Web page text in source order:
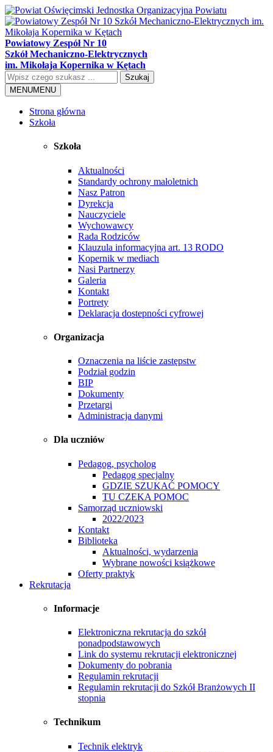
Powiatowy Zespół Nr 10
Szkół Mechaniczno-Elektrycznych
im. Mikołaja Kopernika w Kętach
Szukaj
MENUMENU
Strona główna
Szkoła
Szkoła
Aktualności
Standardy ochrony małoletnich
Nasz Patron
Dyrekcja
Nauczyciele
Wychowawcy
Rada Rodziców
Klauzula informacyjna art. 13 RODO
Kopernik w mediach
Nasi Partnerzy
Galeria
Kontakt
Portrety
Deklaracja dostepności cyfrowej
Organizacja
Oznaczenia na liście zastępstw
Podział godzin
BIP
Dokumenty
Przetargi
Administracja danymi
Dla uczniów
Pedagog, psycholog
Pedagog specjalny
GDZIE SZUKAĆ POMOCY
TU CZEKA POMOC
Samorząd uczniowski
2022/2023
Kontakt
Biblioteka
Aktualności, wydarzenia
Wybrane nowości książkowe
Oferty praktyk
Rekrutacja
Informacje
Elektroniczna rekrutacja do szkół
ponadpodstawowych
Link do systemu rekrutacji elektronicznej
Dokumenty do pobrania
Regulamin rekrutacji
Regulamin rekrutacji do Szkół Branżowych II
stopnia
Technikum
Technik elektryk